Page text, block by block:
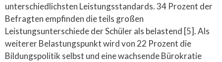
unterschiedlichsten Leistungsstandards. 34 Prozent der
Befragten empfinden die teils großen
Leistungsunterschiede der Schüler als belastend [5]. Als
weiterer Belastungspunkt wird von 22 Prozent die
Bildungspolitik selbst und eine wachsende Bürokratie